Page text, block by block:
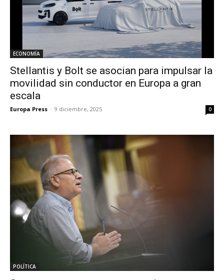
ECONOMÍA
Stellantis y Bolt se asocian para impulsar la
movilidad sin conductor en Europa a gran
escala
Europa Press - 9 diciembre, 2025 0
POLÍTICA